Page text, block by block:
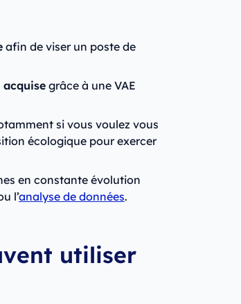
afin de viser un poste de
grâce à une VAE
si vous voulez vous
écologique pour exercer
en constante évolution
l’analyse de données.
utiliser